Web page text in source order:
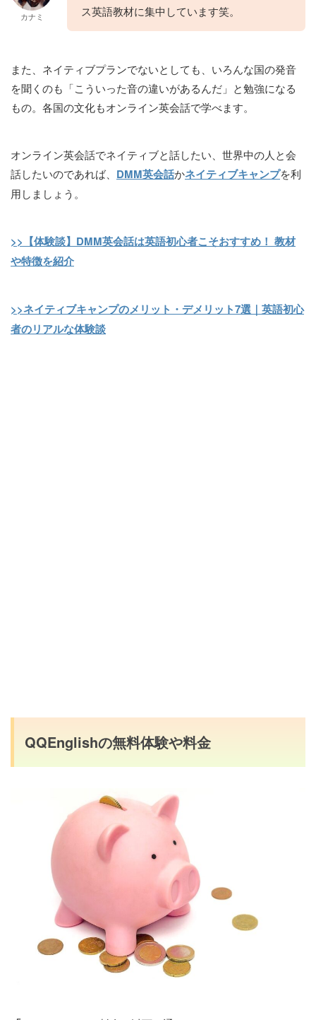
カナミ
ス英語教材に集中しています笑。
また、ネイティブプランでないとしても、いろんな国の発音
を聞くのも「こういった音の違いがあるんだ」と勉強になる
もの。各国の文化もオンライン英会話で学べます。
オンライン英会話でネイティブと話したい、世界中の人と会
話したいのであれば、 DMM英会話かネイティブキャンプを利
用しましょう。
>>【体験談】DMM英会話は英語初心者こそおすすめ！ 教材
や特徴を紹介
>>ネイティブキャンプのメリット・デメリット7選｜英語初心
者のリアルな体験談
QQEnglishの無料体験や料金